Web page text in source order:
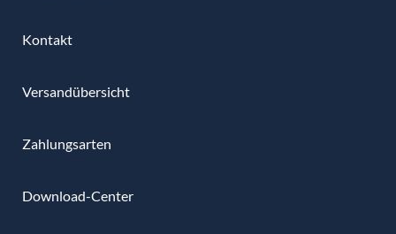
Kontakt
Versandübersicht
Zahlungsarten
Download-Center